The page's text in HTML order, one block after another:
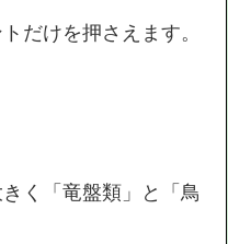
だけを押さえます。
く「竜盤類」と「鳥